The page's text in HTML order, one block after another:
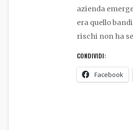
azienda
era quello
rischi non ha
CONDIVIDI:
Facebook